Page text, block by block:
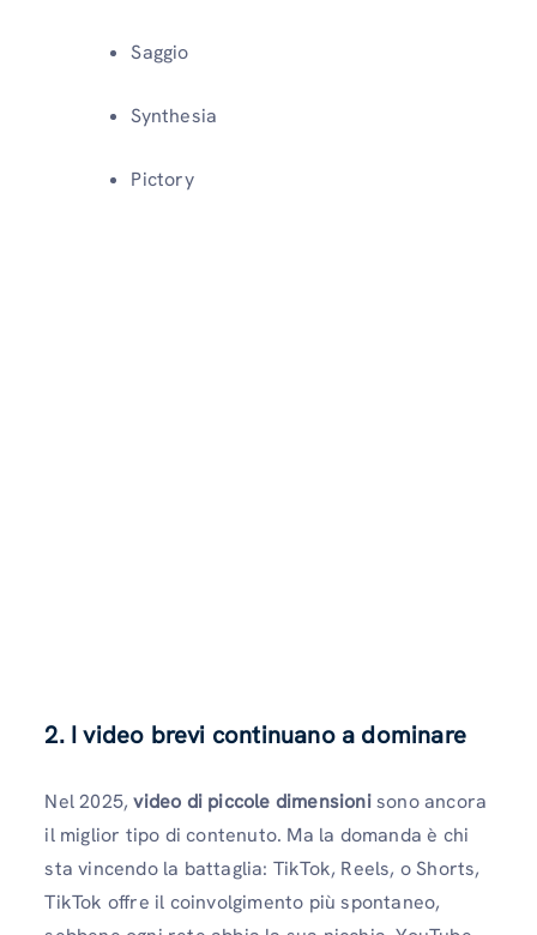
Saggio
Synthesia
Pictory
2. I video brevi continuano a dominare
Nel 2025,video di piccole dimensionisono ancora
il miglior tipo di contenuto. Ma la domanda è chi
sta vincendo la battaglia: TikTok, Reels, o Shorts,
TikTok offre il coinvolgimento più spontaneo,